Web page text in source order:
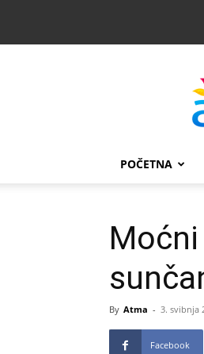
POČETNA
By Atma - 3. svibnja
Facebook